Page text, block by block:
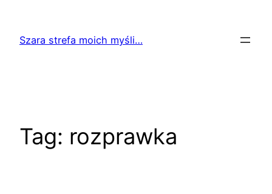
treściSzara strefa moich myśli…
Tag: rozprawka